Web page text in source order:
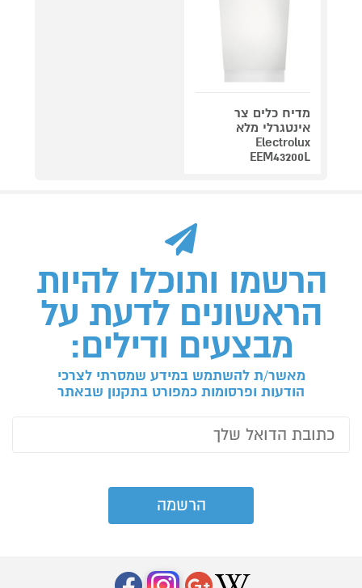
מדיח כלים צר
אינטגרלי מלא
Electrolux
EEM43200L
הרשמו ותוכלו להיות
הראשונים לדעת על
מבצעים ודילים:
מאשר/ת להשתמש במידע שמסרתי לצרכי
הודעות ופרסומות כמפורט בתקנון שבאתר